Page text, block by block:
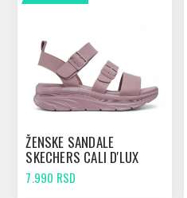
ŽENSKE SANDALE
SKECHERS CALI D'LUX
WALKER - RETRO
COSMOS MAUVE
7.990 RSD